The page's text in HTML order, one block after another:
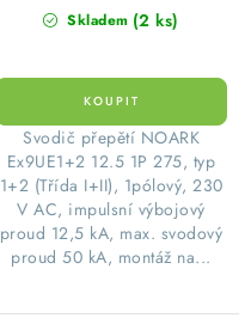
Skladem (2 ks)
​Svodič přepětí NOARK
Ex9UE1+2 12.5 1P 275, typ
1+2 (Třída I+II), 1pólový, 230
V AC, impulsní výbojový
proud 12,5 kA, max. svodový
proud 50 kA, montáž na...